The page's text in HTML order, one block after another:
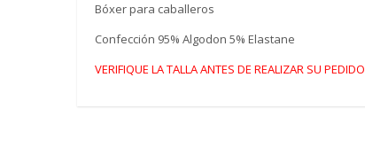
Bóxer para caballeros
Confección 95% Algodon 5% Elastane
VERIFIQUE LA TALLA ANTES DE REALIZAR SU PEDIDO